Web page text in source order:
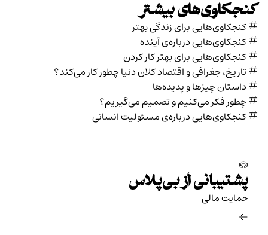
کنجکاوی‌های بیشتر
کنجکاوی‌هایی برای زندگی بهتر
کنجکاوی‌هایی درباره‌ی آينده
کنجکاوی‌هایی برای بهتر کار کردن
تاریخ،‌ جغرافی و اقتصاد کلان دنیا چطور کار می‌کند؟
داستان چیزها و پدیده‌ها
چطور فکر می‌کنیم و تصمیم می‌گیریم؟
کنجکاوی‌هایی درباره‌ی مسئولیت انسانی
پشتیبانی از بی‌پلاس
حمایت مالی‌